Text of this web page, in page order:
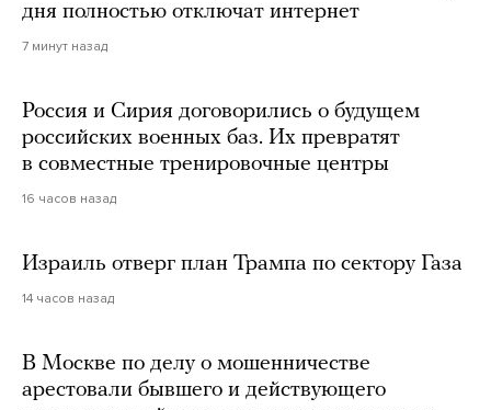
дня полностью отключат интернет
7 минут назад
Россия и Сирия договорились о будущем
российских военных баз. Их превратят
в совместные тренировочные центры
16 часов назад
Израиль отверг план Трампа по сектору Газа
14 часов назад
В Москве по делу о мошенничестве
арестовали бывшего и действующего